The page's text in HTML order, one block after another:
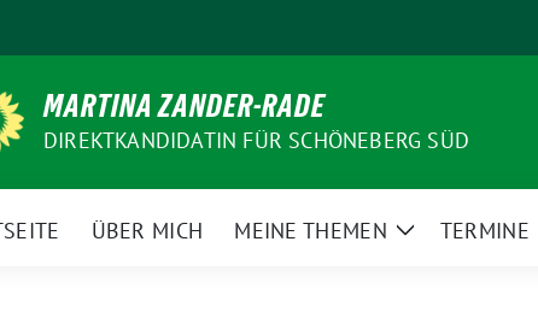
MARTINA ZANDER-RADE
DIREKTKANDIDATIN FÜR SCHÖNEBERG SÜD
ÜBER MICH MEINE THEMEN
ZeigeTERMINE